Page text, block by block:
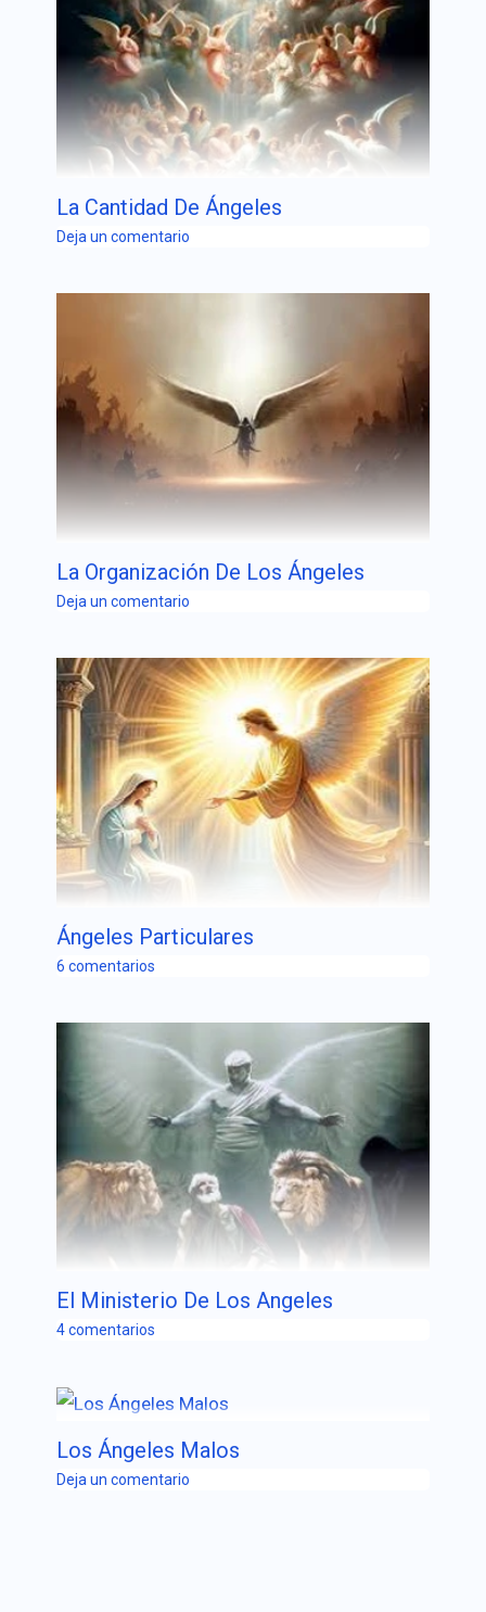
La Cantidad De Ángeles
Deja un comentario
La Organización De Los Ángeles
Deja un comentario
Ángeles Particulares
6 comentarios
El Ministerio De Los Angeles
4 comentarios
Los Ángeles Malos
Deja un comentario